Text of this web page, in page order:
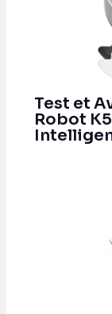
Test et
Robot